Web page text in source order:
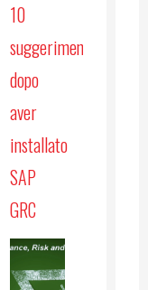
10
suggerimenti
dopo
aver
installato
SAP
GRC